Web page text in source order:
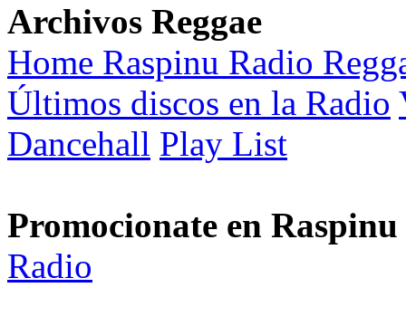
Archivos Reggae
Home Raspinu Radio
Últimos discos en la Radio
Dancehall Play List
Promocionate en
Radio